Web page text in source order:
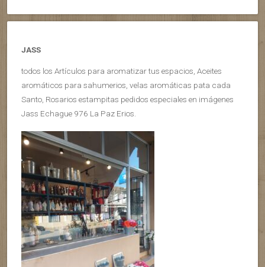
JASS
todos los Artículos para aromatizar tus espacios, Aceites
aromáticos para sahumerios, velas aromáticas pata cada
Santo, Rosarios estampitas pedidos especiales en imágenes
Jass Echague 976 La Paz Erios.